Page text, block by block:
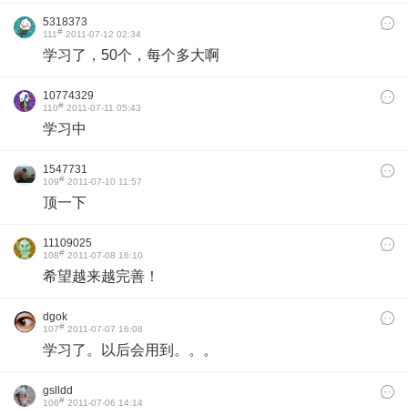
5318373
111# 2011-07-12 02:34
学习了，50个，每个多大啊
10774329
110# 2011-07-11 05:43
学习中
1547731
109# 2011-07-10 11:57
顶一下
11109025
108# 2011-07-08 16:10
希望越来越完善！
dgok
107# 2011-07-07 16:08
学习了。以后会用到。。。
gslldd
106# 2011-07-06 14:14